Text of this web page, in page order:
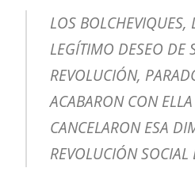
LOS BOLCHEVIQUES,
LEGÍTIMO DESEO DE
REVOLUCIÓN,
ACABARON CON
CANCELARON ESA
REVOLUCIÓN SOCIAL